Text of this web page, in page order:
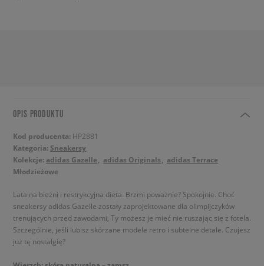
OPIS PRODUKTU
Kod producenta: HP2881
Kategoria: Sneakersy
Kolekcje: adidas Gazelle adidas Originals
adidas Terrace
Młodzieżowe
Lata na bieżni i restrykcyjna dieta. Brzmi poważnie? Spokojnie. Choć
sneakersy adidas Gazelle zostały zaprojektowane dla olimpijczyków
trenujących przed zawodami, Ty możesz je mieć nie ruszając się z fotela.
Szczególnie, jeśli lubisz skórzane modele retro i subtelne detale. Czujesz
już tę nostalgię?